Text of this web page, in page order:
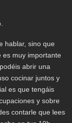
hablar, sino que
es muy importante
abrir una
cocinar juntos y
es que tengáis
y sobre
contarle que lees